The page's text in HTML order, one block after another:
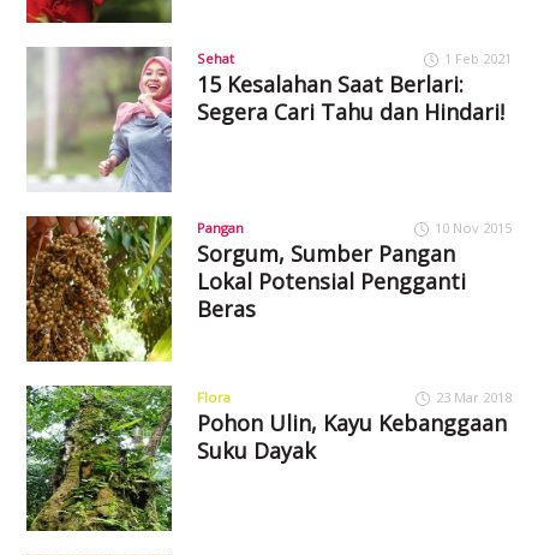
Sehat 1 Feb 2021
15 Kesalahan Saat Berlari:
Segera Cari Tahu dan Hindari!
Pangan 10 Nov 2015
Sorgum, Sumber Pangan
Lokal Potensial Pengganti
Beras
Flora 23 Mar 2018
Pohon Ulin, Kayu Kebanggaan
Suku Dayak